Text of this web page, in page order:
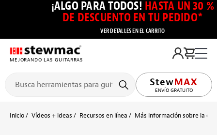
¡ALGO PARA TODOS! HASTA UN 30 %
DE DESCUENTO EN TU PEDIDO*
VER DETALLES EN EL CARRITO
MEJORANDO LAS GUITARRAS
ENVÍO GRATUITO
Inicio Vídeos + ideas Recursos en línea Más información sobre la